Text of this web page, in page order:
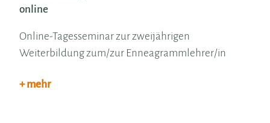
online
Online-Tagesseminar zur zweijährigen
Weiterbildung zum/zur Enneagrammlehrer/in
+ mehr